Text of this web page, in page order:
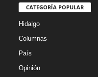
CATEGORÍA POPULAR
Hidalgo
Columnas
País
Opinión